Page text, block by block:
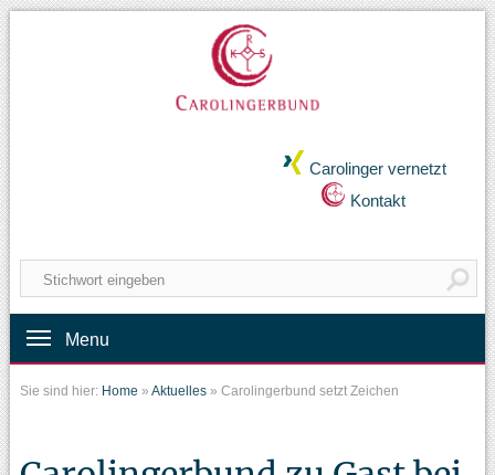
Carolinger vernetzt
Kontakt
Menu
Sie sind hier: Home » Aktuelles» Carolingerbund setzt Zeichen